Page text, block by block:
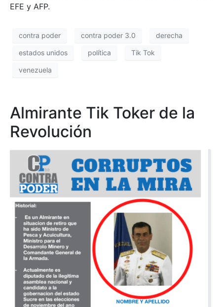
EFE y AFP.
contra poder contra poder 3.0 derecha
estados unidos política Tik Tok
venezuela
Almirante Tik Toker de la
Revolución